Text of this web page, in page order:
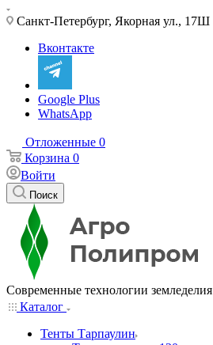
Санкт-Петербург, Якорная ул., 17Ш
Вконтакте
Google Plus
WhatsApp
Отложенные 0
Корзина 0
Войти
Поиск
Современные технологии земледелия
Каталог
Тенты Тарпаулин